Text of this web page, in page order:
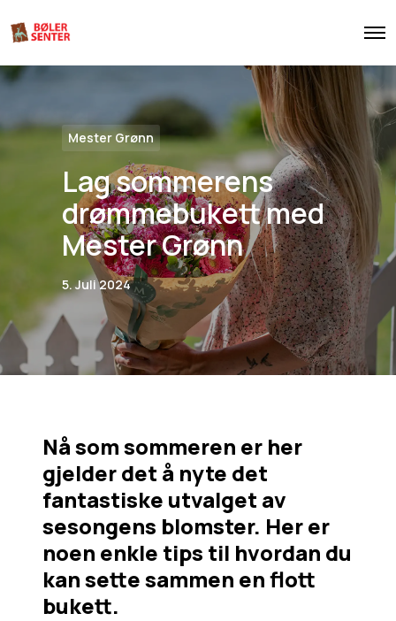
O
e
n
M
e
n
u
Mester Grønn
Lag sommerens
drømmebukett med
Mester Grønn
5. Juli 2024
Nå som sommeren er her
gjelder det å nyte det
fantastiske utvalget av
sesongens blomster. Her er
noen enkle tips til hvordan du
kan sette sammen en flott
bukett.